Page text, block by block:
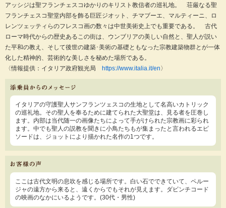
アッシジは聖フランチェスコゆかりのキリスト教信者の巡礼地。 荘厳なる聖
フランチェスコ聖堂内部を飾る巨匠ジオット、チマブーエ、マルティーニ、ロ
レンツェッティらのフレスコ画の数々は中世美術史上でも重要である。 古代
ローマ時代からの歴史あるこの街は、ウンブリアの美しい自然と、聖人が説い
た平和の教え、そして後世の建築･美術の基礎ともなった宗教建築物群とが一体
化した精神的、芸術的な美しさを秘めた場所である。
〈情報提供：イタリア政府観光局 https://www.italia.it/en〉
イタリアの守護聖人サンフランツェスコの生地として名高いカトリック
の巡礼地。その聖人を奉るために建てられた大聖堂は、見る者を圧巻し
ます。内部は当代随一の画像たちによって手がけられた宗教画に彩られ
ます。中でも聖人の説教を聞きに小鳥たちもが集まったと言われるエピ
ソードは、ジョットにより描かれた名作の1つです。
ここは古代文明の息吹を感じる場所です。白い石でできていて、ペルー
ジャの遠方から来ると、遠くからでもそれが見えます。ダビンチコード
の映画のなかにいるようです。(30代・男性)